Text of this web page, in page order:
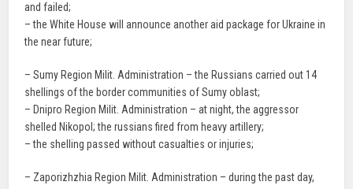
and failed;
– the White House will announce another aid package for Ukraine in
the near future;
– Sumy Region Milit. Administration – the Russians carried out 14
shellings of the border communities of Sumy oblast;
– Dnipro Region Milit. Administration – at night, the aggressor
shelled Nikopol; the russians fired from heavy artillery;
– the shelling passed without casualties or injuries;
– Zaporizhzhia Region Milit. Administration – during the past day,